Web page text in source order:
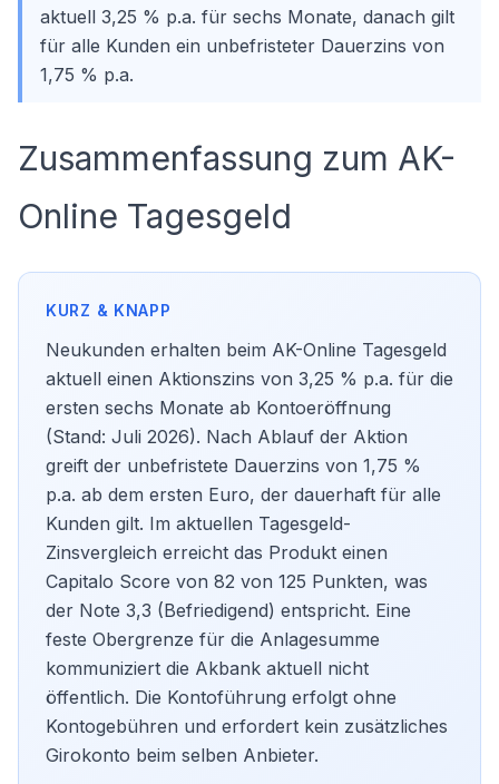
aktuell 3,25 % p.a. für sechs Monate, danach gilt
für alle Kunden ein unbefristeter Dauerzins von
1,75 % p.a.
Zusammenfassung zum AK-
Online Tagesgeld
Neukunden erhalten beim AK-Online Tagesgeld
aktuell einen Aktionszins von 3,25 % p.a. für die
ersten sechs Monate ab Kontoeröffnung
(Stand: Juli 2026). Nach Ablauf der Aktion
greift der unbefristete Dauerzins von 1,75 %
p.a. ab dem ersten Euro, der dauerhaft für alle
Kunden gilt. Im aktuellen Tagesgeld-
Zinsvergleich erreicht das Produkt einen
Capitalo Score von 82 von 125 Punkten, was
der Note 3,3 (Befriedigend) entspricht. Eine
feste Obergrenze für die Anlagesumme
kommuniziert die Akbank aktuell nicht
öffentlich. Die Kontoführung erfolgt ohne
Kontogebühren und erfordert kein zusätzliches
Girokonto beim selben Anbieter.